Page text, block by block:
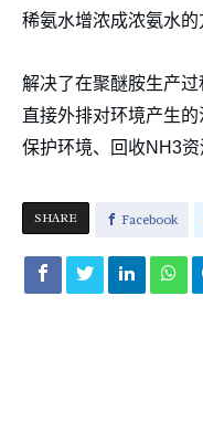
稀氨水增浓成浓氨水的
解决了在聚醚胺生产
直接外排对环境产生
保护环境、回收NH3资
SHARE Facebook